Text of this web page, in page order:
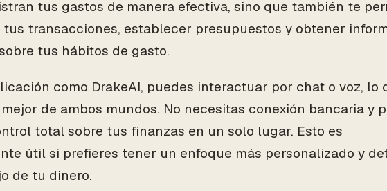
tus gastos de manera efectiva, sino que también te
transacciones, establecer presupuestos y obtener
tus hábitos de gasto.
como DrakeAI, puedes interactuar por chat o voz, lo
de ambos mundos. No necesitas conexión bancaria y
total sobre tus finanzas en un solo lugar. Esto es
útil si prefieres tener un enfoque más personalizado y
de tu dinero.